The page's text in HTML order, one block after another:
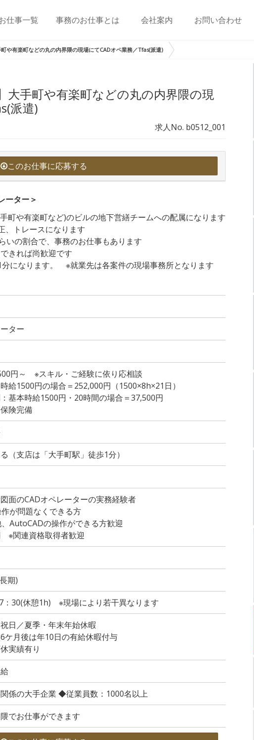
仕事一覧 事務のお仕事とは 会社案内 お問い合わせ
町や有楽町などの丸の内界隈の現場にてCADオペ業務／Tfas(派遣)
大手町や有楽町などの丸の内界隈の現
派遣)
求人No. b0512_001
このお仕事に応募する
ーター＞
町や有楽町など)のビルの地下営繕チームへの配属になります
、トレースになります
の割合で、事務のお仕事もあります
きれば尚歓迎です
になります。 ※就業先は各案件の現場事務所となります
ター
円～ ※スキル・ご経験に依り応相談
給1500円の場合＝252,000円（1500×8h×21日）
基本時給1500円・20時間の場合＝37,500円
険完備
（支店は「大手町駅」徒歩1分）
面のCADオペレーターの実務経験者
が問題なくできる方
AutoCADの操作ができる方歓迎
関連資格取得者歓迎
期)
：30(休憩1h) ※現場により若干異なります
日／夏季・年末年始休暇
月後は年10日の有給休暇付与
実績有り
係の大手企業 ◆従業員数：1000名以上
でお仕事ができます